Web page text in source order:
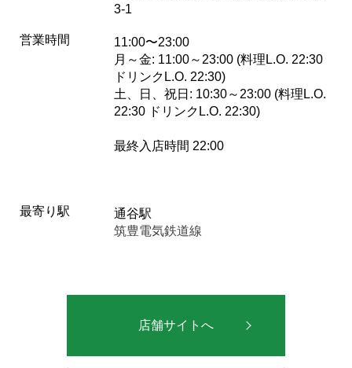
3-1
営業時間
11:00〜23:00
月～金: 11:00～23:00 (料理L.O. 22:30
ドリンクL.O. 22:30)
土、日、祝日: 10:30～23:00 (料理L.O.
22:30 ドリンクL.O. 22:30)
最終入店時間 22:00
最寄り駅
通谷駅
筑豊電気鉄道線
店舗サイトへ